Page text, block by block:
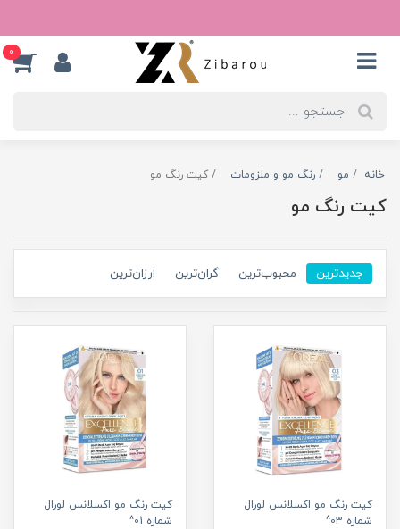
0
خانه مو رنگ مو و ملزومات کیت رنگ مو
کیت رنگ مو
جدیدترین محبوب‌ترین گران‌ترین ارزان‌ترین
کیت رنگ مو اکسلانس لورال
شماره 03^
کیت رنگ مو اکسلانس لورال
شماره 01^